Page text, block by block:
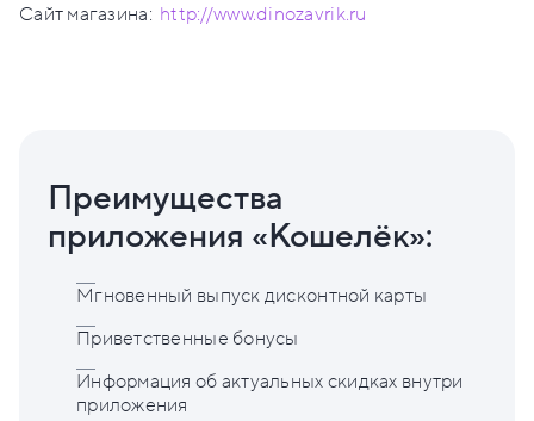
Сайт магазина: http://www.dinozavrik.ru
Преимущества
приложения «Кошелёк»:
Мгновенный выпуск дисконтной карты
Приветственные бонусы
Информация об актуальных скидках внутри
приложения